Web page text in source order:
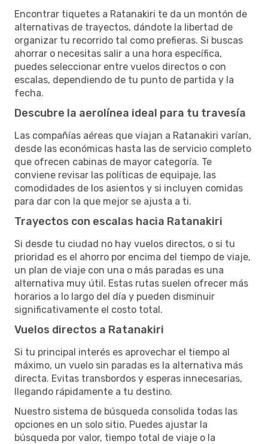
Encontrar tiquetes a Ratanakiri te da un montón de
alternativas de trayectos, dándote la libertad de
organizar tu recorrido tal como prefieras. Si buscas
ahorrar o necesitas salir a una hora específica,
puedes seleccionar entre vuelos directos o con
escalas, dependiendo de tu punto de partida y la
fecha.
Descubre la aerolínea ideal para tu travesía
Las compañías aéreas que viajan a Ratanakiri varían,
desde las económicas hasta las de servicio completo
que ofrecen cabinas de mayor categoría. Te
conviene revisar las políticas de equipaje, las
comodidades de los asientos y si incluyen comidas
para dar con la que mejor se ajusta a ti.
Trayectos con escalas hacia Ratanakiri
Si desde tu ciudad no hay vuelos directos, o si tu
prioridad es el ahorro por encima del tiempo de viaje,
un plan de viaje con una o más paradas es una
alternativa muy útil. Estas rutas suelen ofrecer más
horarios a lo largo del día y pueden disminuir
significativamente el costo total.
Vuelos directos a Ratanakiri
Si tu principal interés es aprovechar el tiempo al
máximo, un vuelo sin paradas es la alternativa más
directa. Evitas transbordos y esperas innecesarias,
llegando rápidamente a tu destino.
Nuestro sistema de búsqueda consolida todas las
opciones en un solo sitio. Puedes ajustar la
búsqueda por valor, tiempo total de viaje o la